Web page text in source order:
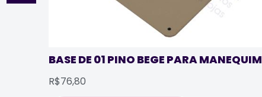
BASE DE 01 PINO BEGE PARA MANEQUIM
R$76,80